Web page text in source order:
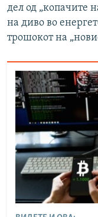
дел од „копачите
на диво во
трошокот на